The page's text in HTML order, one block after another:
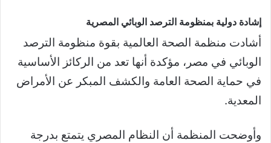
إشادة دولية بمنظومة الترصد الوبائي المصرية
أشادت منظمة الصحة العالمية بقوة منظومة الترصد
الوبائي في مصر، مؤكدة أنها تعد من الركائز الأساسية
في حماية الصحة العامة والكشف المبكر عن الأمراض
المعدية.
وأوضحت المنظمة أن النظام المصري يتمتع بدرجة